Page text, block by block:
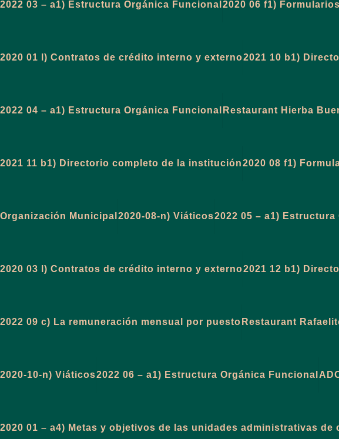
2022 03 – a1) Estructura Orgánica Funcional 2020 06 f1)
2020 01 l) Contratos de crédito interno y externo2021 10 b1)
2022 04 – a1) Estructura Orgánica Funcional Restaurant Hierba
2021 11 b1) Directorio completo de la institución2020 08 f1)
Organización Municipal 2020-08-n) Viáticos2022 05 – a1) Estructura
2020 03 l) Contratos de crédito interno y externo2021 12 b1)
2022 09 c) La remuneración mensual por puesto Restaurant
2020-10-n) Viáticos2022 06 – a1) Estructura Orgánica Funcional
2020 01 – a4) Metas y objetivos de las unidades administrativas